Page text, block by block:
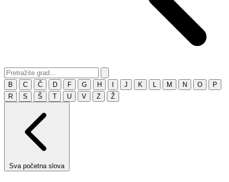
B C Č D F G H J K M N O
P
R
S Š T U V Z Ž
Sva početna slova